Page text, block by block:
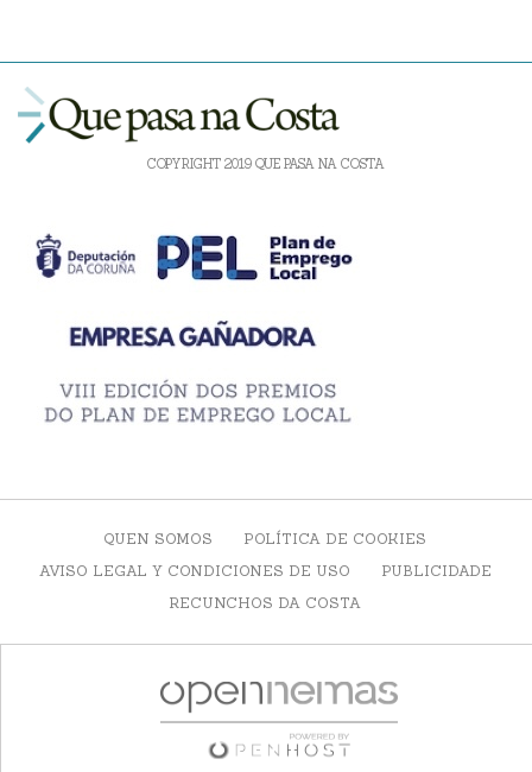
COPYRIGHT 2019 QUE PASA NA COSTA
QUEN SOMOS
POLÍTICA DE COOKIES
AVISO LEGAL Y CONDICIONES DE USO
PUBLICIDADE
RECUNCHOS DA COSTA